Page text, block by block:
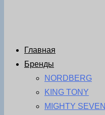
Главная
Бренды
NORDBERG
KING TONY
MIGHTY SEVEN